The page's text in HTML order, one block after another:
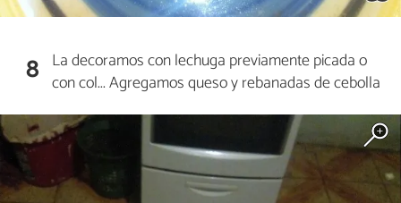
8 La decoramos con lechuga previamente picada o
con col... Agregamos queso y rebanadas de cebolla